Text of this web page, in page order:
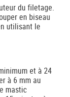
du filetage.
en biseau
utilisant le
et à 24
à 6 mm au
mastic